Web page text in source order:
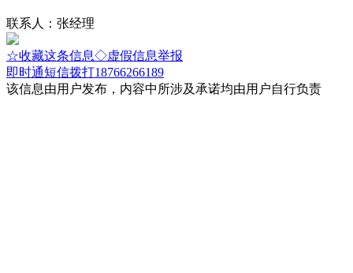
联系人：张经理
☆收藏这条信息◇虚假信息举报
即时通短信拨打18766266189
该信息由用户发布，内容中所涉及承诺均由用户自行负责